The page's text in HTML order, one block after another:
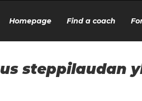
Homepage Find a coach
steppilaudan